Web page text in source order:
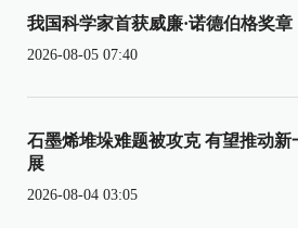
我国科学家首获威廉·诺德伯格奖章
2026-08-05 07:40
石墨烯堆垛难题被攻克 有望推动
展
2026-08-04 03:05